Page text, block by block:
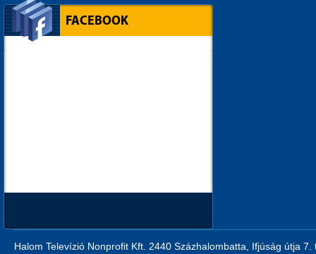
FACEBOOK
Halom Televízió Nonprofit Kft. 2440 Százhalombatta, Ifjúság útja